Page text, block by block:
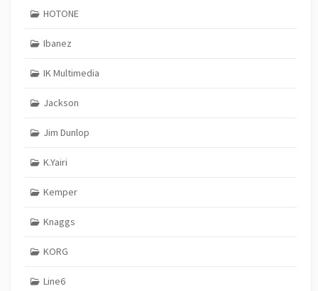
HOTONE
Ibanez
IK Multimedia
Jackson
Jim Dunlop
K.Yairi
Kemper
Knaggs
KORG
Line6